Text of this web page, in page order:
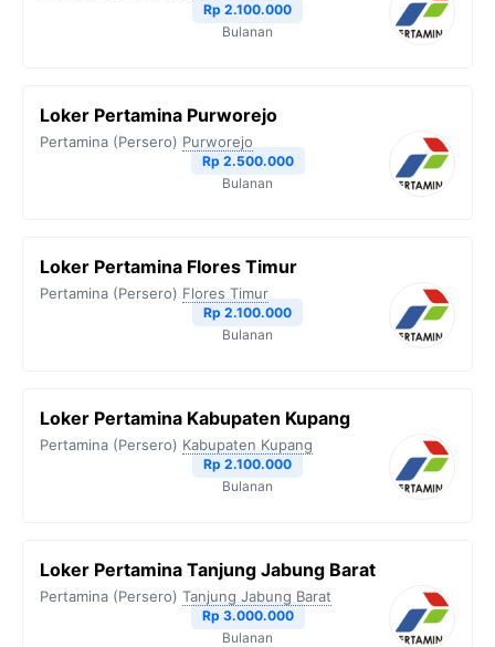
Rp 2.100.000
Bulanan
Loker Pertamina Purworejo
Pertamina (Persero) Purworejo
Rp 2.500.000
Bulanan
Loker Pertamina Flores Timur
Pertamina (Persero) Flores Timur
Rp 2.100.000
Bulanan
Loker Pertamina Kabupaten Kupang
Pertamina (Persero) Kabupaten Kupang
Rp 2.100.000
Bulanan
Loker Pertamina Tanjung Jabung Barat
Pertamina (Persero) Tanjung Jabung Barat
Rp 3.000.000
Bulanan